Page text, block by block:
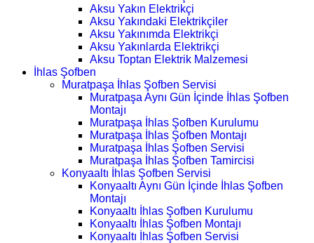
Aksu Yakın Elektrikçi
Aksu Yakındaki Elektrikçiler
Aksu Yakınımda Elektrikçi
Aksu Yakınlarda Elektrikçi
Aksu Toptan Elektrik Malzemesi
İhlas Şofben
Muratpaşa İhlas Şofben Servisi
Muratpaşa Aynı Gün İçinde İhlas Şofben
Montajı
Muratpaşa İhlas Şofben Kurulumu
Muratpaşa İhlas Şofben Montajı
Muratpaşa İhlas Şofben Servisi
Muratpaşa İhlas Şofben Tamircisi
Konyaaltı İhlas Şofben Servisi
Konyaaltı Aynı Gün İçinde İhlas Şofben
Montajı
Konyaaltı İhlas Şofben Kurulumu
Konyaaltı İhlas Şofben Montajı
Konyaaltı İhlas Şofben Servisi